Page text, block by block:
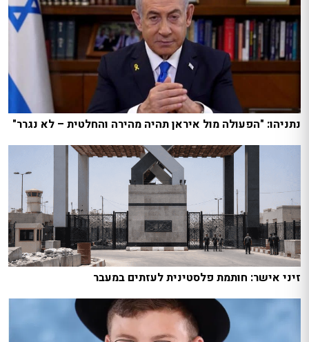
נתניהו: "הפעולה מול איראן תהיה מהירה והחלטית – לא נגרר"
זיני אישר: חותמת פלסטינית לעזתים במעבר